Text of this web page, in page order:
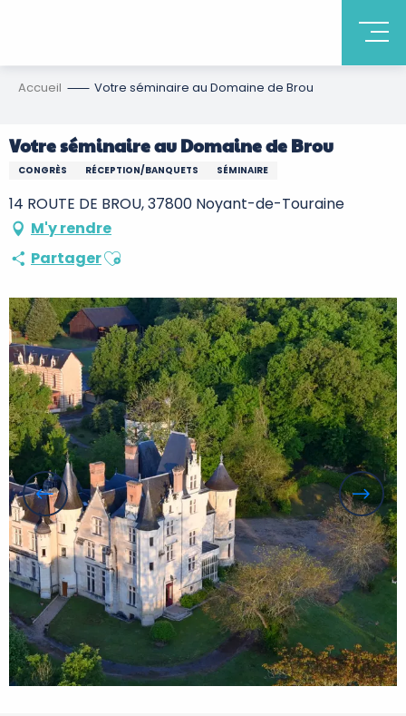
Accueil Votre séminaire au Domaine de Brou
Votre séminaire au Domaine de Brou
CONGRÈS RÉCEPTION/BANQUETS SÉMINAIRE
14 ROUTE DE BROU, 37800 Noyant-de-Touraine
M'y rendre
PartagerAjouter aux favoris